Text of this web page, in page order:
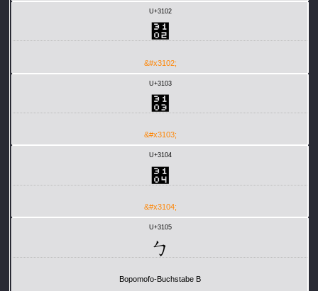
U+3102
㄂
&#x3102;
U+3103
㄃
&#x3103;
U+3104
㄄
&#x3104;
U+3105
ㄅ
Bopomofo-Buchstabe B